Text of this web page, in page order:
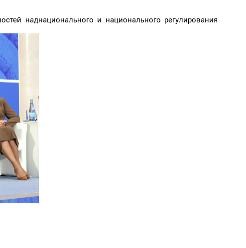
наднационального и национального регулирования